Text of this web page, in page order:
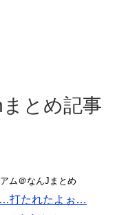
とめ記事
ム＠なんJまとめ
…打たれたよぉ…